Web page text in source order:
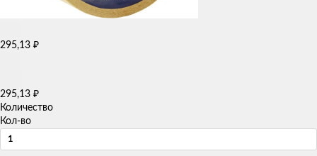
295,13 ₽
295,13 ₽
Количество
Кол-во